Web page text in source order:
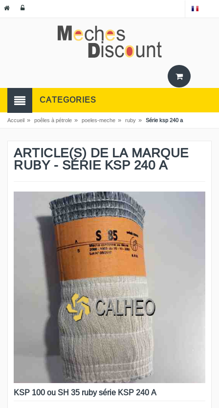
CATEGORIES
Accueil » poêles à pétrole » poeles-meche » ruby » Série ksp 240 a
ARTICLE(S) DE LA MARQUE
RUBY - SÉRIE KSP 240 A
KSP 100 ou SH 35 ruby série KSP 240 A